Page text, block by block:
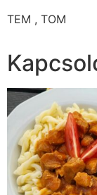
TEM , TOM